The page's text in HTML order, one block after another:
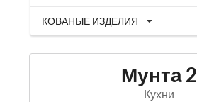
КОВАНЫЕ ИЗДЕЛИЯ
Мунта 2
Кухни